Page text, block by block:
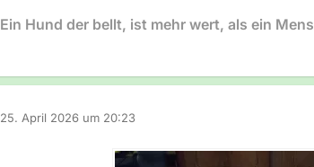
Ein Hund der bellt, ist mehr wert, als ein
25. April 2026 um 20:23